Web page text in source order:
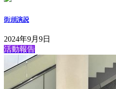
街頭演説
2024年9月9日
活動報告